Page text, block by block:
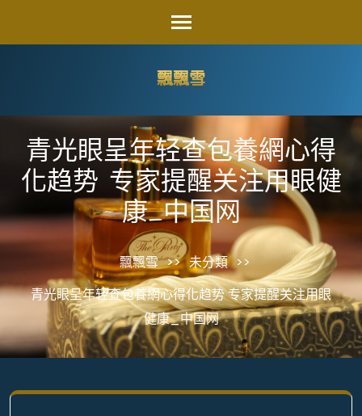
飄飄雪
青光眼呈年轻查包養網心得
化趋势 专家提醒关注用眼健
康_中国网
飄飄雪 >> 未分類 >>
青光眼呈年轻查包養網心得化趋势 专家提醒关注用眼
健康_中国网